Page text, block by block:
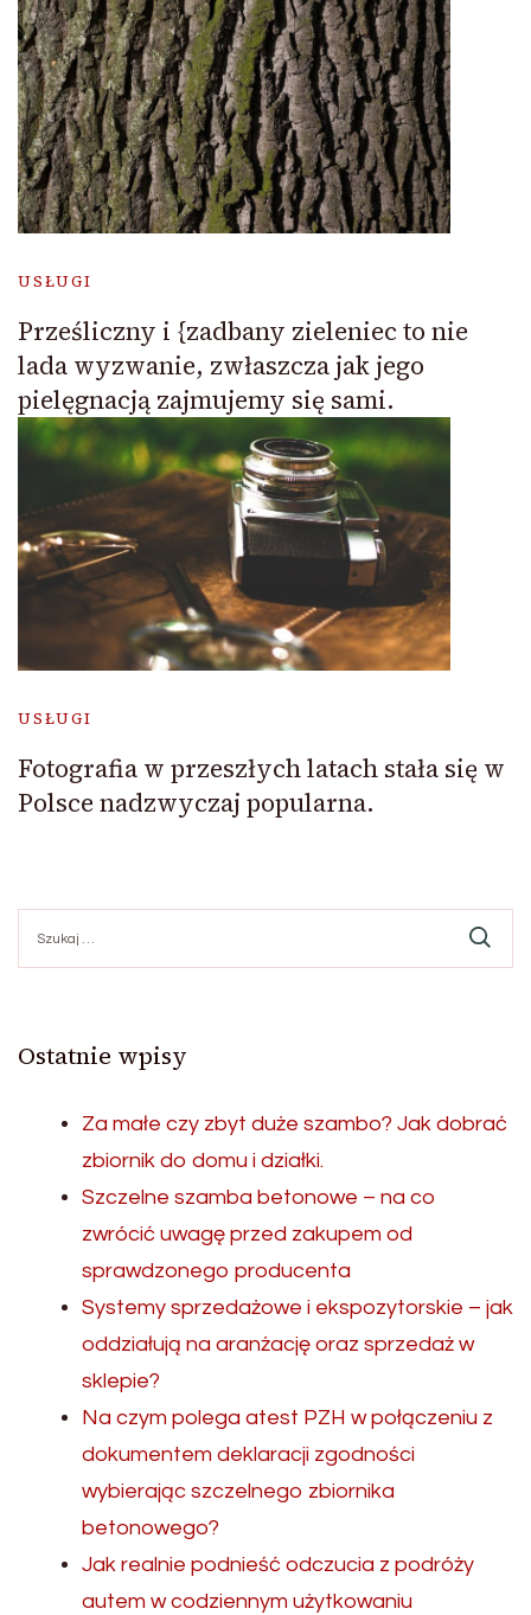
USŁUGI
Prześliczny i {zadbany zieleniec to nie
lada wyzwanie, zwłaszcza jak jego
pielęgnacją zajmujemy się sami.
USŁUGI
Fotografia w przeszłych latach stała się w
Polsce nadzwyczaj popularna.
Ostatnie wpisy
Za małe czy zbyt duże szambo? Jak dobrać
zbiornik do domu i działki.
Szczelne szamba betonowe – na co
zwrócić uwagę przed zakupem od
sprawdzonego producenta
Systemy sprzedażowe i ekspozytorskie – jak
oddziałują na aranżację oraz sprzedaż w
sklepie?
Na czym polega atest PZH w połączeniu z
dokumentem deklaracji zgodności
wybierając szczelnego zbiornika
betonowego?
Jak realnie podnieść odczucia z podróży
autem w codziennym użytkowaniu